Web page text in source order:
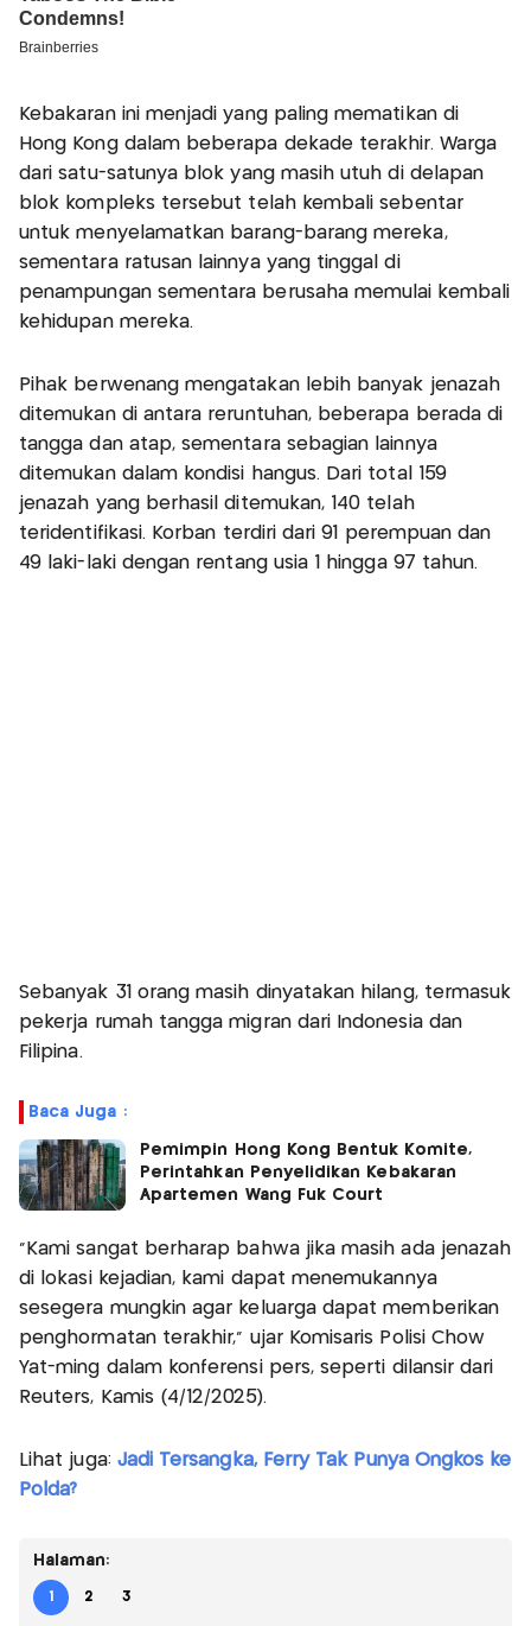
Kebakaran ini menjadi yang paling mematikan di
Hong Kong dalam beberapa dekade terakhir. Warga
dari satu-satunya blok yang masih utuh di delapan
blok kompleks tersebut telah kembali sebentar
untuk menyelamatkan barang-barang mereka,
sementara ratusan lainnya yang tinggal di
penampungan sementara berusaha memulai kembali
kehidupan mereka.
Pihak berwenang mengatakan lebih banyak jenazah
ditemukan di antara reruntuhan, beberapa berada di
tangga dan atap, sementara sebagian lainnya
ditemukan dalam kondisi hangus. Dari total 159
jenazah yang berhasil ditemukan, 140 telah
teridentifikasi. Korban terdiri dari 91 perempuan dan
49 laki-laki dengan rentang usia 1 hingga 97 tahun.
Sebanyak 31 orang masih dinyatakan hilang, termasuk
pekerja rumah tangga migran dari Indonesia dan
Filipina.
Baca Juga :
Pemimpin Hong Kong Bentuk Komite,
Perintahkan Penyelidikan Kebakaran
Apartemen Wang Fuk Court
“Kami sangat berharap bahwa jika masih ada jenazah
di lokasi kejadian, kami dapat menemukannya
sesegera mungkin agar keluarga dapat memberikan
penghormatan terakhir,” ujar Komisaris Polisi Chow
Yat-ming dalam konferensi pers, seperti dilansir dari
Reuters, Kamis (4/12/2025).
Lihat juga: Jadi Tersangka, Ferry Tak Punya Ongkos ke
Polda?
Halaman:
1 2 3